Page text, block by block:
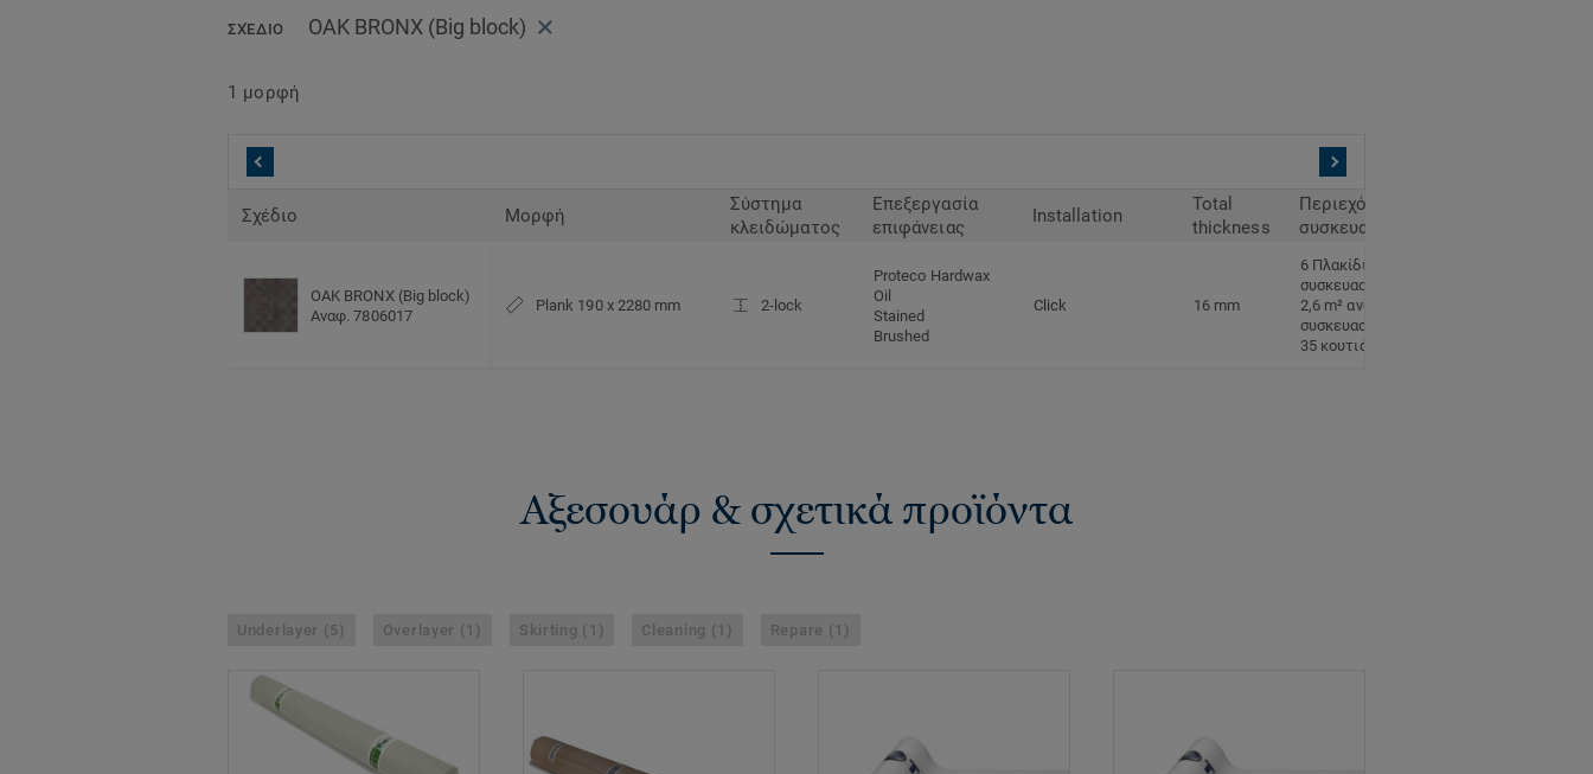
ΣΧΈΔΙΟ OAK BRONX (Big block)
1 μορφή
Σχέδιο Μορφή
Σύστημα
κλειδώματος
Επεξεργασία
επιφάνειας
Installation
Total
thickness
Περιεχόμενο
συσκευασίας
OAK BRONX (Big block)
Αναφ. 7806017
Plank 190 x 2280 mm 2-lock
Proteco Hardwax
Oil
Stained
Brushed
Click 16 mm
6 Πλακίδια ανά
συσκευασία
2,6 m² ανά
συσκευασία
35 κουτιά ανά παλέτα
Αξεσουάρ & σχετικά προϊόντα
Underlayer (5) Overlayer (1) Skirting (1) Cleaning (1) Repare (1)